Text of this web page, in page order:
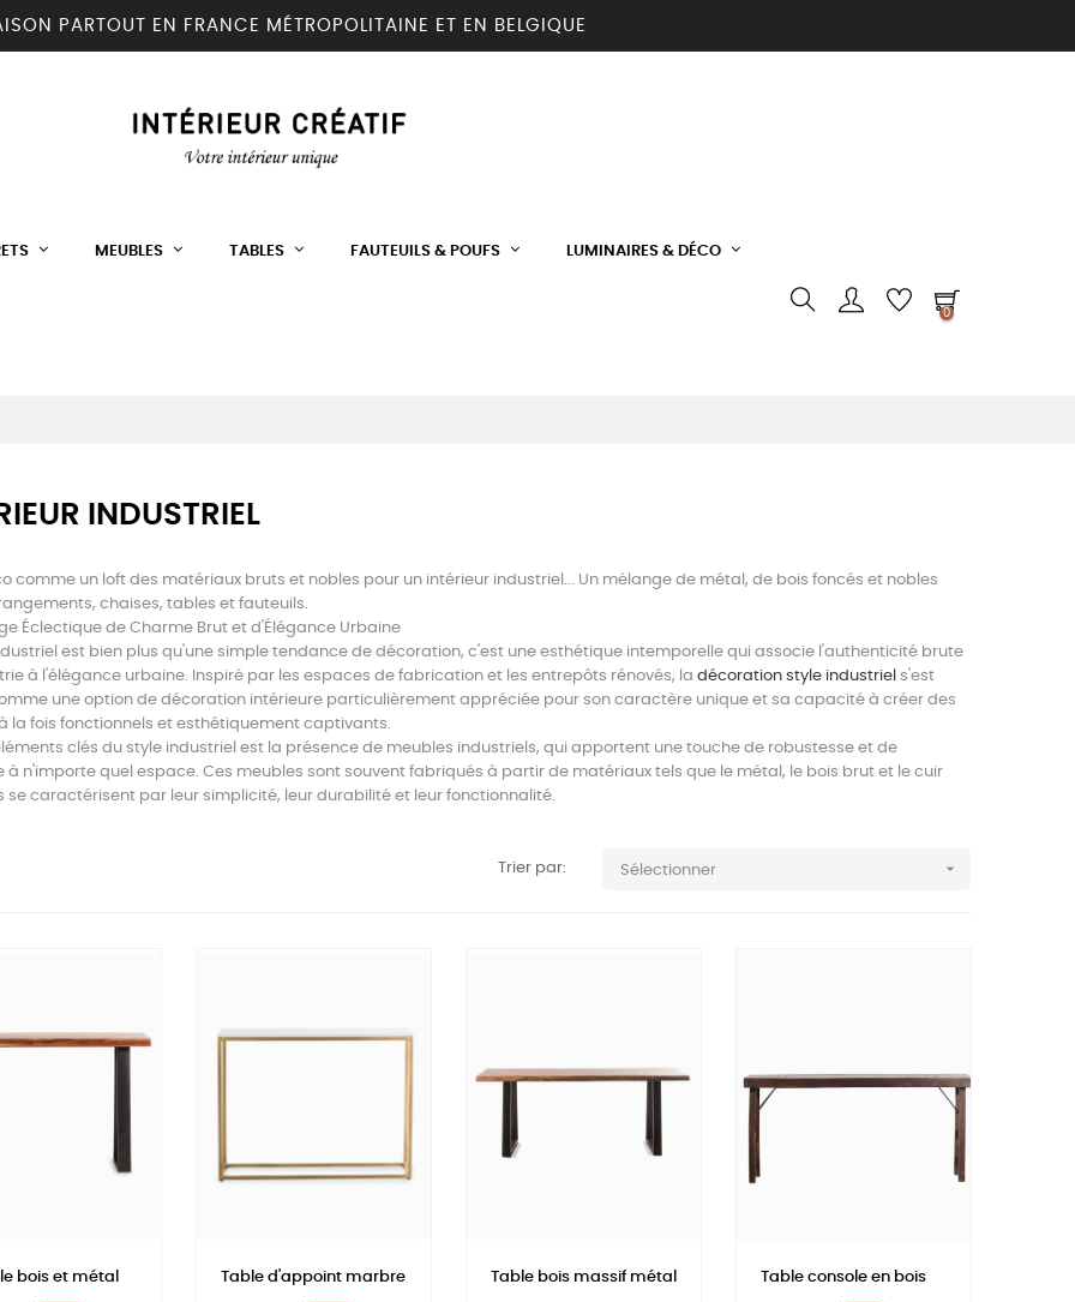
PARTOUT EN FRANCE MÉTROPOLITAINE ET EN BELGIQUE
MEUBLES TABLES FAUTEUILS & POUFS LUMINAIRES & DÉCO
0
INDUSTRIEL
comme un loft des matériaux bruts et nobles pour un intérieur industriel... Un mélange de métal, de bois foncés et nobles
chaises, tables et fauteuils.
Éclectique de Charme Brut et d'Élégance Urbaine
est bien plus qu'une simple tendance de décoration, c'est une esthétique intemporelle qui associe l'authenticité brute
à l'élégance urbaine. Inspiré par les espaces de fabrication et les entrepôts rénovés, la décoration style industriel s'est
une option de décoration intérieure particulièrement appréciée pour son caractère unique et sa capacité à créer des
la fois fonctionnels et esthétiquement captivants.
clés du style industriel est la présence de meubles industriels, qui apportent une touche de robustesse et de
à n'importe quel espace. Ces meubles sont souvent fabriqués à partir de matériaux tels que le métal, le bois brut et le cuir
se caractérisent par leur simplicité, leur durabilité et leur fonctionnalité.
Trier par: Sélectionner 
bois et métal Table d'appoint marbre Table bois massif métal Table console en bois